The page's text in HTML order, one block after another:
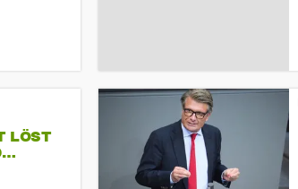
LÖST